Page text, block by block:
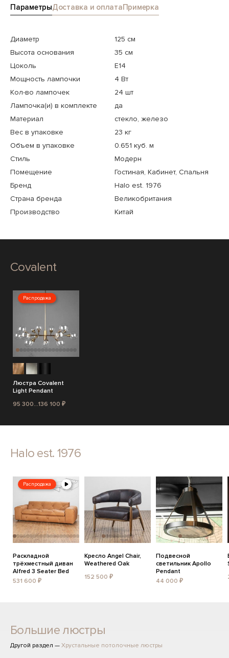
ПараметрыДоставка и оплатаПримерка
Диаметр
125 см
Высота основания
35 см
Цоколь
E14
Мощность лампочки
4 Вт
Кол-во лампочек
24 шт
Лампочка(и) в комплекте
да
Материал
стекло, железо
Вес в упаковке
23 кг
Объем в упаковке
0.651 куб. м
Стиль
Модерн
Помещение
Гостиная, Кабинет, Спальня
Бренд
Halo est. 1976
Страна бренда
Великобритания
Производство
Китай
Covalent
Распродажа
Люстра Covalent
Light Pendant
95 300...136 100 ₽
Halo est. 1976
Распродажа
Раскладной
трёхместный диван
Alfred 3 Seater Bed
531 600 ₽
Кресло Angel Chair,
Weathered Oak
152 500 ₽
Подвесной
светильник Apollo
Pendant
44 000 ₽
Большие люстры
Другой раздел — Хрустальные потолочные люстры